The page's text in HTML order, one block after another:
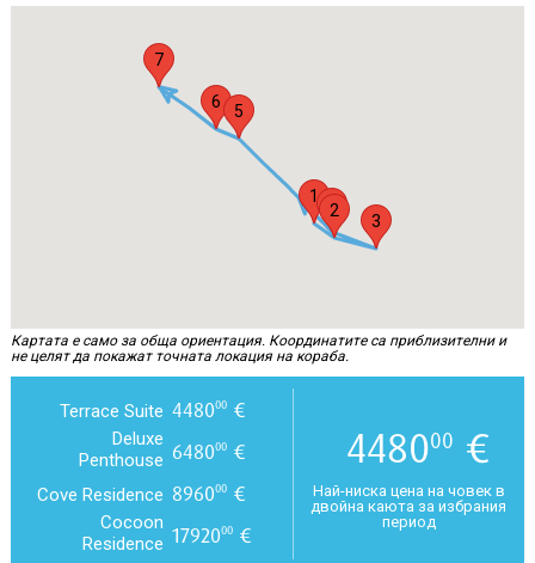
1
2
3
4
5
6
7
Картата е само за обща ориентация. Координатите са приблизителни и
не целят да покажат точната локация на кораба.
Terrace Suite 448000€
Deluxe
Penthouse 648000€
Cove Residence 896000€
Cocoon
Residence 1792000€
448000 €
Най-ниска цена на човек в
двойна каюта за избрания
период